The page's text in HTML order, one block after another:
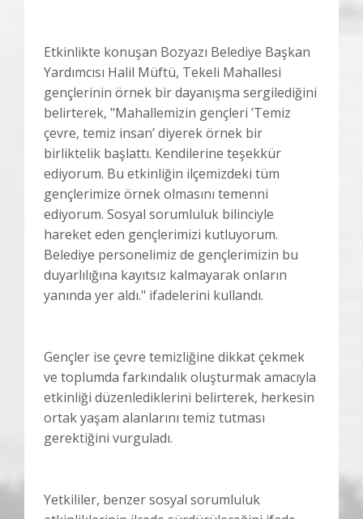
Etkinlikte konuşan Bozyazı Belediye Başkan
Yardımcısı Halil Müftü, Tekeli Mahallesi
gençlerinin örnek bir dayanışma sergilediğini
belirterek, "Mahallemizin gençleri ’Temiz
çevre, temiz insan’ diyerek örnek bir
birliktelik başlattı. Kendilerine teşekkür
ediyorum. Bu etkinliğin ilçemizdeki tüm
gençlerimize örnek olmasını temenni
ediyorum. Sosyal sorumluluk bilinciyle
hareket eden gençlerimizi kutluyorum.
Belediye personelimiz de gençlerimizin bu
duyarlılığına kayıtsız kalmayarak onların
yanında yer aldı." ifadelerini kullandı.
Gençler ise çevre temizliğine dikkat çekmek
ve toplumda farkındalık oluşturmak amacıyla
etkinliği düzenlediklerini belirterek, herkesin
ortak yaşam alanlarını temiz tutması
gerektiğini vurguladı.
Yetkililer, benzer sosyal sorumluluk